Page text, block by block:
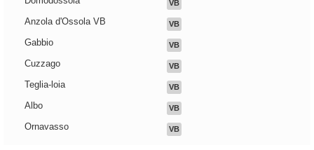
VB
Anzola d'Ossola VB VB
Gabbio VB
Cuzzago VB
Teglia-loia VB
Albo VB
Ornavasso VB